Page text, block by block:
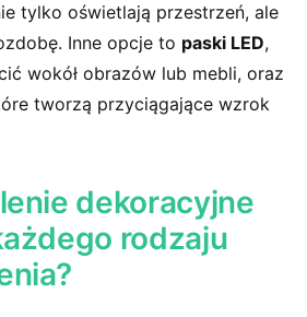
tylko⁢ oświetlają⁢ przestrzeń, ale
Inne‌ opcje ‍to paski ⁣LED,
wokół obrazów lub mebli, oraz
​tworzą ⁣przyciągające ⁣wzrok‌
dekoracyjne⁢
rodzaju